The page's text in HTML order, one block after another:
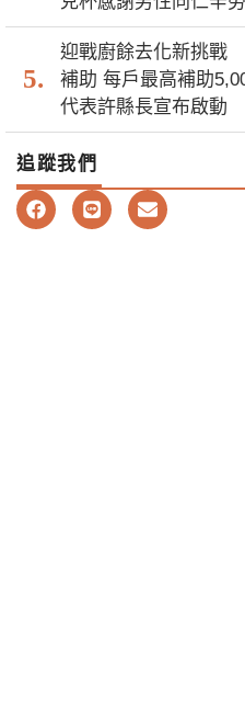
迎戰廚餘去化新挑戰
補助 每戶最高補助
代表許縣長宣布啟動
追蹤我們
F
a
L
i
E
n